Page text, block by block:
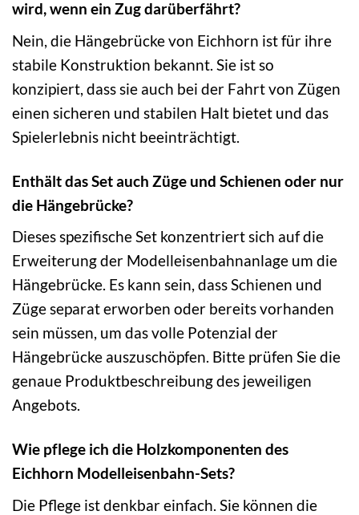
wird, wenn ein Zug darüberfährt?
Nein, die Hängebrücke von Eichhorn ist für ihre
stabile Konstruktion bekannt. Sie ist so
konzipiert, dass sie auch bei der Fahrt von Zügen
einen sicheren und stabilen Halt bietet und das
Spielerlebnis nicht beeinträchtigt.
Enthält das Set auch Züge und Schienen oder nur
die Hängebrücke?
Dieses spezifische Set konzentriert sich auf die
Erweiterung der Modelleisenbahnanlage um die
Hängebrücke. Es kann sein, dass Schienen und
Züge separat erworben oder bereits vorhanden
sein müssen, um das volle Potenzial der
Hängebrücke auszuschöpfen. Bitte prüfen Sie die
genaue Produktbeschreibung des jeweiligen
Angebots.
Wie pflege ich die Holzkomponenten des
Eichhorn Modelleisenbahn-Sets?
Die Pflege ist denkbar einfach. Sie können die